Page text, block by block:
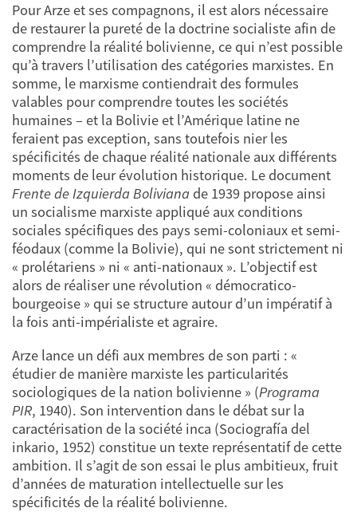
Pour Arze et ses compagnons, il est alors nécessaire
de restaurer la pureté de la doctrine socialiste afin de
comprendre la réalité bolivienne, ce qui n’est possible
qu’à travers l’utilisation des catégories marxistes. En
somme, le marxisme contiendrait des formules
valables pour comprendre toutes les sociétés
humaines – et la Bolivie et l’Amérique latine ne
feraient pas exception, sans toutefois nier les
spécificités de chaque réalité nationale aux différents
moments de leur évolution historique. Le document
Frente de Izquierda Boliviana de 1939 propose ainsi
un socialisme marxiste appliqué aux conditions
sociales spécifiques des pays semi-coloniaux et semi-
féodaux (comme la Bolivie), qui ne sont strictement ni
« prolétariens » ni « anti-nationaux ». L’objectif est
alors de réaliser une révolution « démocratico-
bourgeoise » qui se structure autour d’un impératif à
la fois anti-impérialiste et agraire.
Arze lance un défi aux membres de son parti : «
étudier de manière marxiste les particularités
sociologiques de la nation bolivienne » (Programa
PIR, 1940). Son intervention dans le débat sur la
caractérisation de la société inca (Sociografía del
inkario, 1952) constitue un texte représentatif de cette
ambition. Il s’agit de son essai le plus ambitieux, fruit
d’années de maturation intellectuelle sur les
spécificités de la réalité bolivienne.